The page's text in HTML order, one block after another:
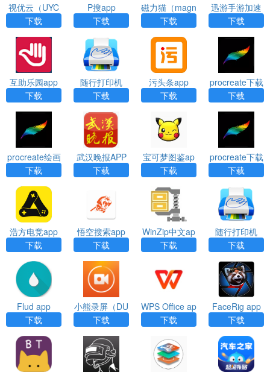
视优云（UYC
Pro）app
下载
P搜app
下载
磁力猫（magn
et cat）app
下载
迅游手游加速
器（XY Game
Booster）App
下载
互助乐园app
下载
随行打印机
（PrintHand P
remium）app
下载
污头条app
下载
procreate下载
官方版app
下载
procreate绘画
下载官方版ap
p
下载
武汉晚报APP
下载
下载
宝可梦图鉴ap
p
下载
procreate下载
正版免费app
下载
浩方电竞app
下载
悟空搜索app
下载
WinZip中文ap
p
下载
随行打印机
（PrintHand P
remium）app
下载
Flud app
下载
小熊录屏（DU
Recorder）ap
p
下载
WPS Office ap
p下载
下载
FaceRig app
下载